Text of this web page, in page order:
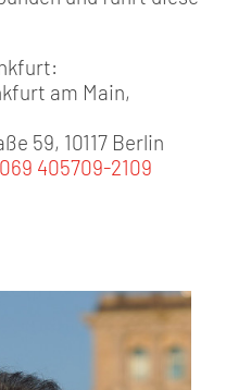
am Main,
59, 10117 Berlin
069 405709-2109